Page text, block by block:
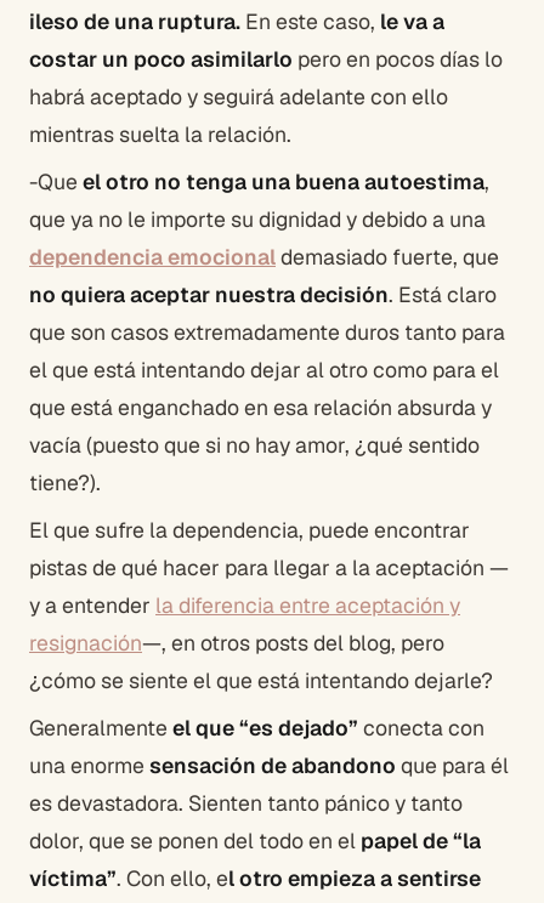
ileso de una ruptura. En este caso, le va a
costar un poco asimilarlo pero en pocos días lo
habrá aceptado y seguirá adelante con ello
mientras suelta la relación.
-Que el otro no tenga una buena autoestima,
que ya no le importe su dignidad y debido a una
dependencia emocionaldemasiado fuerte, que
no quiera aceptar nuestra decisión. Está claro
que son casos extremadamente duros tanto para
el que está intentando dejar al otro como para el
que está enganchado en esa relación absurda y
vacía (puesto que si no hay amor, ¿qué sentido
tiene?).
El que sufre la dependencia, puede encontrar
pistas de qué hacer para llegar a la aceptación —
y a entender la diferencia entre aceptación y
resignación—, en otros posts del blog, pero
¿cómo se siente el que está intentando dejarle?
Generalmente el que “es dejado” conecta con
una enorme sensación de abandono que para él
es devastadora. Sienten tanto pánico y tanto
dolor, que se ponen del todo en el papel de “la
víctima”. Con ello, el otro empieza a sentirse